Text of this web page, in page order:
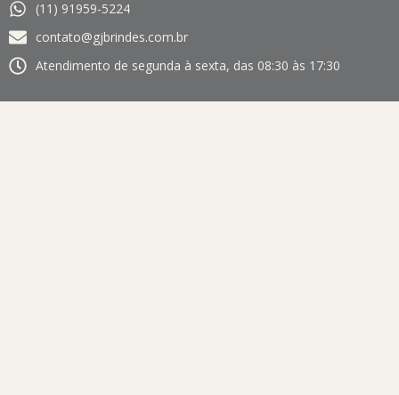
(11) 91959-5224
contato@gjbrindes.com.br
Atendimento de segunda à sexta, das 08:30 às 17:30